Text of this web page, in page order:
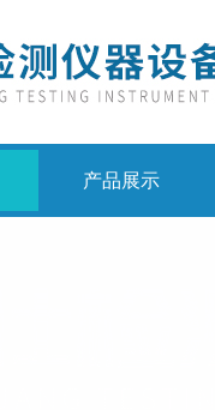
产品展示